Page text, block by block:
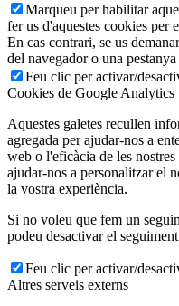
Marqueu per habilitar
fer us d'aquestes cookies per
En cas contrari, se us
del navegador o una
Feu clic per activar/
Cookies de Google Analytics
Aquestes galetes recullen
agregada per ajudar-nos a
web o l'eficàcia de les
ajudar-nos a personalitzar el
la vostra experiència.
Si no voleu que fem un
podeu desactivar el
Feu clic per activar/
Altres serveis externs